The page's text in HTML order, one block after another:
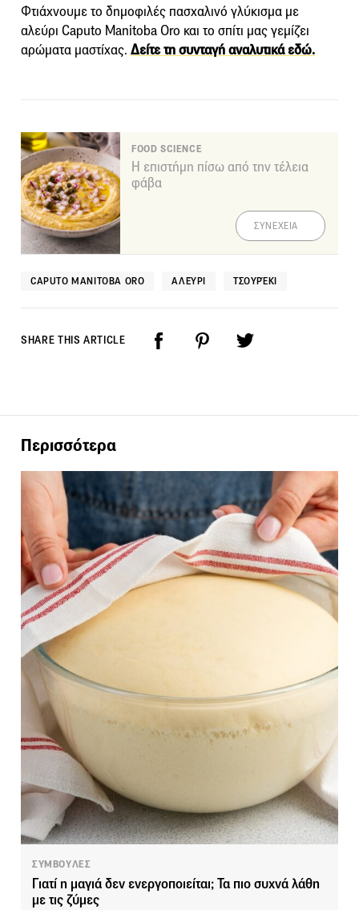
Φτιάχνουμε το δημοφιλές πασχαλινό γλύκισμα με
αλεύρι Caputo Manitoba Oro και το σπίτι μας γεμίζει
αρώματα μαστίχας. Δείτε τη συνταγή αναλυτικά εδώ.
FOOD SCIENCE
Η επιστήμη πίσω από την τέλεια
φάβα
ΣΥΝΕΧΕΙΑ
CAPUTO MANITOBA ORO ΑΛΕΎΡΙ ΤΣΟΥΡΈΚΙ
SHARE THIS ARTICLE
Περισσότερα
ΣΥΜΒΟΥΛΕΣ
Γιατί η μαγιά δεν ενεργοποιείται; Τα πιο συχνά λάθη
με τις ζύμες